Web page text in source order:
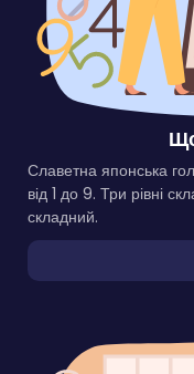
Славетна японська
від 1 до 9. Три рівні
складний.